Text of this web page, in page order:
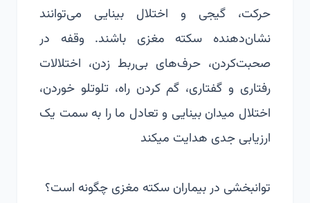
حركت، گیجی و اختلال بینایی می‌توانند
نشان‌دهنده سكته مغزی باشند. وقفه در
صحبت‌كردن، حرف‌های بی‌ربط زدن، اختلالات
رفتاری و گفتاری، گم كردن راه، تلو‌تلو خوردن،
اختلال میدان بینایی و تعادل ما را به سمت یک
ارزیابی جدی هدایت میکند
توانبخشی در بیماران سکته مغزی چگونه است؟